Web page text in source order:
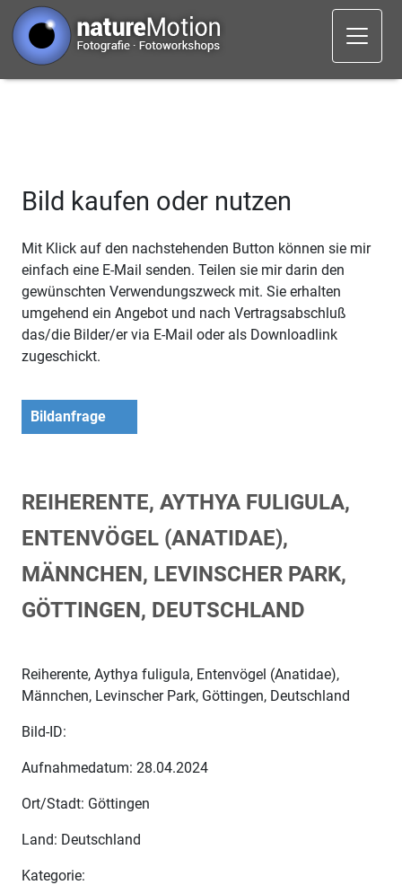
Bild kaufen oder nutzen
Mit Klick auf den nachstehenden Button können sie mir
einfach eine E-Mail senden. Teilen sie mir darin den
gewünschten Verwendungszweck mit. Sie erhalten
umgehend ein Angebot und nach Vertragsabschluß
das/die Bilder/er via E-Mail oder als Downloadlink
zugeschickt.
Bildanfrage
REIHERENTE, AYTHYA FULIGULA,
ENTENVÖGEL (ANATIDAE),
MÄNNCHEN, LEVINSCHER PARK,
GÖTTINGEN, DEUTSCHLAND
Reiherente, Aythya fuligula, Entenvögel (Anatidae),
Männchen, Levinscher Park, Göttingen, Deutschland
Bild-ID:
Aufnahmedatum: 28.04.2024
Ort/Stadt: Göttingen
Land: Deutschland
Kategorie: